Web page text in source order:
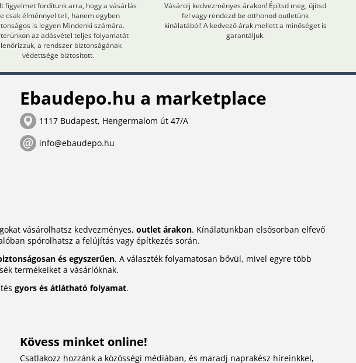
figyelmet fordítunk arra, hogy a vásárlás
csak élménnyel teli, hanem egyben
is legyen Mindenki számára.
az adásvétel teljes folyamatát
a rendszer biztonságának
védettsége biztosított.
Vásárolj kedvezményes árakon! Építsd meg, újítsd
fel vagy rendezd be otthonod outletünk
kínálatából! A kedvező árak mellett a minőséget is
garantáljuk.
Ebaudepo.hu a marketplace
1117 Budapest, Hengermalom út 47/A
info@ebaudepo.hu
vásárolhatsz kedvezményes, outlet árakon. Kínálatunkban elsősorban elfevő
spórolhatsz a felújítás vagy építkezés során.
és egyszerűen. A választék folyamatosan bővül, mivel egyre több
termékeiket a vásárlóknak.
gyors és átlátható folyamat.
Kövess minket online!
Csatlakozz hozzánk a közösségi médiában, és maradj naprakész híreinkkel,